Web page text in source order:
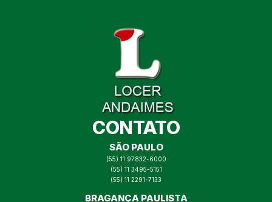
CONTATO
SÃO PAULO
(55) 11 97832-6000
(55) 11 3495-5151
(55) 11 2291-7133
BRAGANÇA PAULISTA